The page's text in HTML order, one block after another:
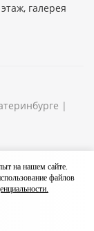
галерея
|
на нашем сайте.
файлов